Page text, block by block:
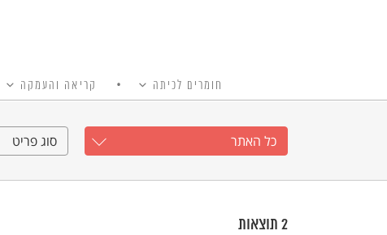
חומרים לכיתה קריאה והעמקה
כל האתר סוג פריט
2 תוצאות